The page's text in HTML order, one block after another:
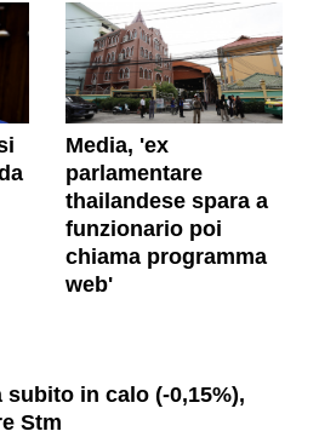
Media, 'ex
parlamentare
thailandese spara a
funzionario poi
chiama programma
web'
in calo (-0,15%),
Stm